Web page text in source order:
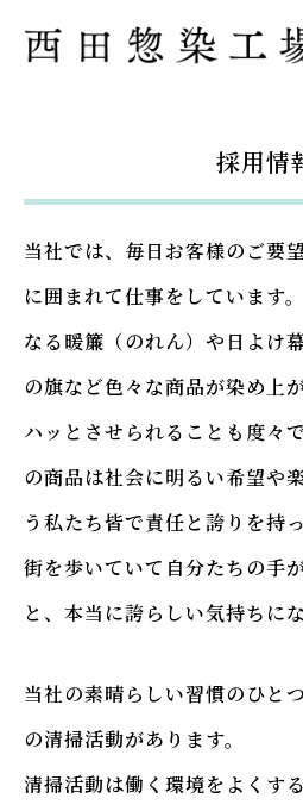
採用情
当社では、毎日お客様のご要
に囲まれて仕事をしています
なる暖簾（のれん）や日よけ
の旗など色々な商品が染め上
ハッとさせられることも度々
の商品は社会に明るい希望や
う私たち皆で責任と誇りを持
街を歩いていて自分たちの手
と、本当に誇らしい気持ちに
当社の素晴らしい習慣のひと
の清掃活動があります。
清掃活動は働く環境をよくす